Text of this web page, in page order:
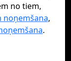
no tiem,
noņemšana,
.